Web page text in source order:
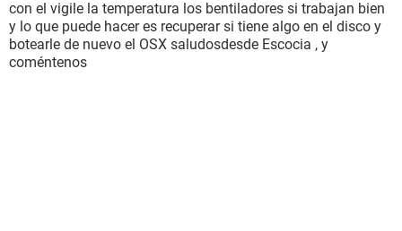
con el vigile la temperatura los bentiladores si trabajan bien
y lo que puede hacer es recuperar si tiene algo en el disco y
botearle de nuevo el OSX saludosdesde Escocia , y
coméntenos